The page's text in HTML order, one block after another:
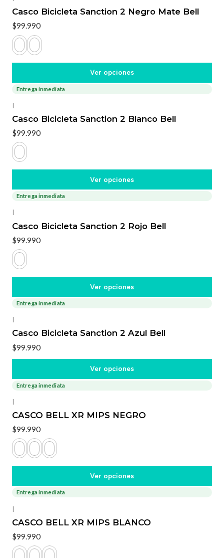
Casco Bicicleta Sanction 2 Negro Mate Bell
$99.990
Ver opciones
Entrega inmediata
|
Casco Bicicleta Sanction 2 Blanco Bell
$99.990
Ver opciones
Entrega inmediata
|
Casco Bicicleta Sanction 2 Rojo Bell
$99.990
Ver opciones
Entrega inmediata
|
Casco Bicicleta Sanction 2 Azul Bell
$99.990
Ver opciones
Entrega inmediata
|
CASCO BELL XR MIPS NEGRO
$99.990
Ver opciones
Entrega inmediata
|
CASCO BELL XR MIPS BLANCO
$99.990